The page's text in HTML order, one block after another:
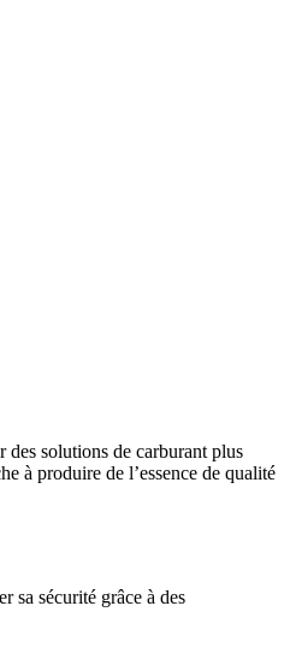
des solutions de carburant plus
à produire de l’essence de qualité
sa sécurité grâce à des